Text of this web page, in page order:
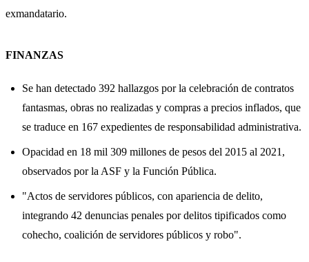
exmandatario.
FINANZAS
Se han detectado 392 hallazgos por la celebración de contratos
fantasmas, obras no realizadas y compras a precios inflados, que
se traduce en 167 expedientes de responsabilidad administrativa.
Opacidad en 18 mil 309 millones de pesos del 2015 al 2021,
observados por la ASF y la Función Pública.
"Actos de servidores públicos, con apariencia de delito,
integrando 42 denuncias penales por delitos tipificados como
cohecho, coalición de servidores públicos y robo".